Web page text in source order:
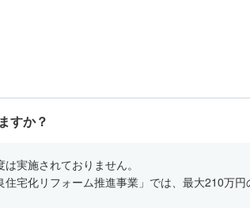
すか？
実施されておりません。
宅化リフォーム推進事業」では、最大210万